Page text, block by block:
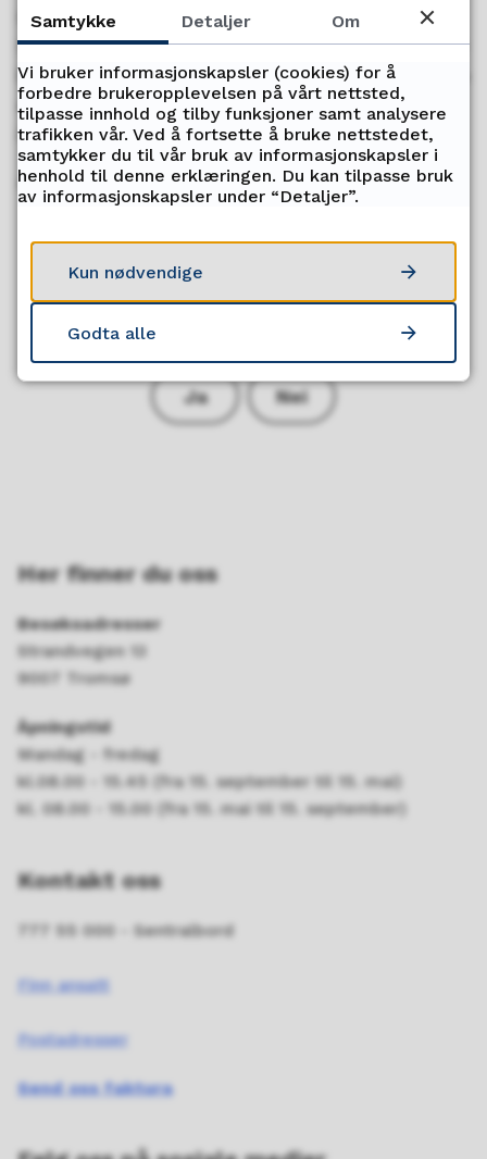
Bardu, Senja, Målselv, Harstad, Sørreisa og
Dyrøy. I tillegg er Tromsø, Karlsøy og Storfjord
bibliotek med, men uten å være direkte søkere
siden de har søkt midler til andre tiltak
innenfor aktiv formidling.
Kontaktperson: Ellen Berg Larsen
Fant du det du lette etter?
Ja Nei
Her finner du oss
Besøksadresser
Strandvegen 13
9007 Tromsø
Åpningstid
Mandag - fredag
kl.08.00 - 15.45 (fra 15. september til 15. mai)
kl. 08.00 - 15.00 (fra 15. mai til 15. september)
Kontakt oss
777 55 000 - Sentralbord
Finn ansatt
Postadresser
Send oss faktura
Samtykke Detaljer Om
Vi bruker informasjonskapsler (cookies) for å
forbedre brukeropplevelsen på vårt nettsted,
tilpasse innhold og tilby funksjoner samt analysere
trafikken vår. Ved å fortsette å bruke nettstedet,
samtykker du til vår bruk av informasjonskapsler i
henhold til denne erklæringen. Du kan tilpasse bruk
av informasjonskapsler under “Detaljer”.
Kun nødvendige
Godta alle